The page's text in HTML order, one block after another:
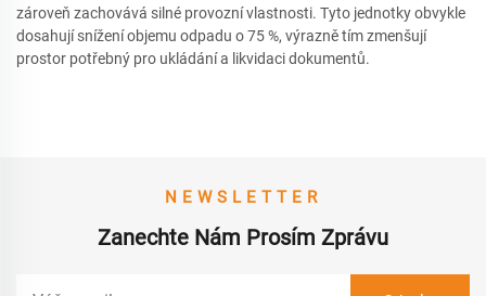
zároveň zachovává silné provozní vlastnosti. Tyto jednotky obvykle
dosahují snížení objemu odpadu o 75 %, výrazně tím zmenšují
prostor potřebný pro ukládání a likvidaci dokumentů.
NEWSLETTER
Zanechte Nám Prosím Zprávu